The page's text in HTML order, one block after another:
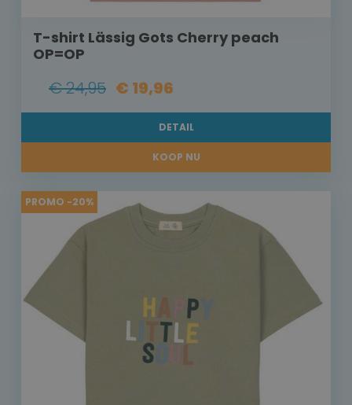
T-shirt Lässig Gots Cherry peach
OP=OP
€ 24,95 € 19,96
DETAIL
KOOP NU
PROMO -20%